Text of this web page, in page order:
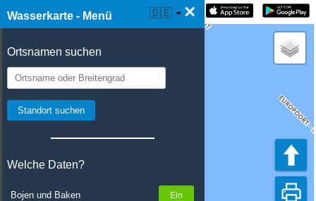
Wasserkarte - Menü ×
Ortsnamen suchen
Welche Daten?
Bojen und Baken
☰ Wasserkarte Live 🇩🇪